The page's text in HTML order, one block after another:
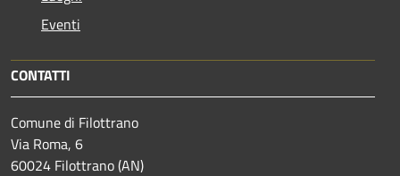
Eventi
CONTATTI
Comune di Filottrano
Via Roma, 6
60024 Filottrano (AN)